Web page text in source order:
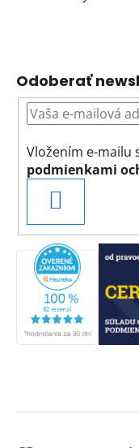
Odoberať
Vložením e-mailu
podmienkami
SA